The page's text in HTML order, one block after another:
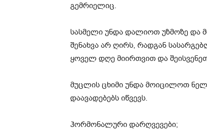
გემრიელიც.
სასმელი უნდა დალიოთ უზმოზე და
შენახვა არ ღირს, რადგან
ყოველ დღე მიირთვით და
მუცლის ცხიმი უნდა მოიცილოთ
დაავადებებს იწვევს.
ჰორმონალური დარღვევები;